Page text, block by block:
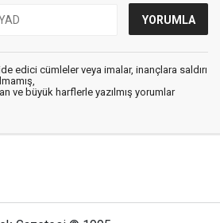
edici cümleler veya imalar, inançlara saldırı
ve büyük harflerle yazılmış yorumlar